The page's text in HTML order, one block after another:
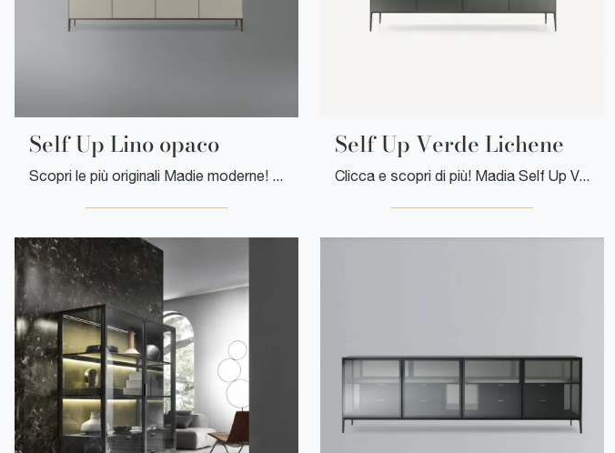
Self Up Lino opaco
Scopri le più originali Madie moderne! Clicca e leggi l'articolo: madia Self Up Lino opaco in vetro, soluzione bella e funzionale.
Self Up Verde Lichene
Clicca e scopri di più! Madia Self Up Verde Lichene di Rimadesio in vetro: ti sta aspettando per valorizzare le tue stanze moderne.